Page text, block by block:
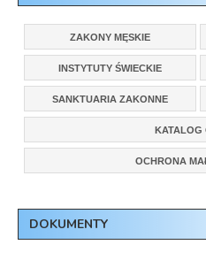
ZAKONY MĘSKIE
INSTYTUTY ŚWIECKIE
SANKTUARIA ZAKONNE
KATALOG
OCHRONA
DOKUMENTY